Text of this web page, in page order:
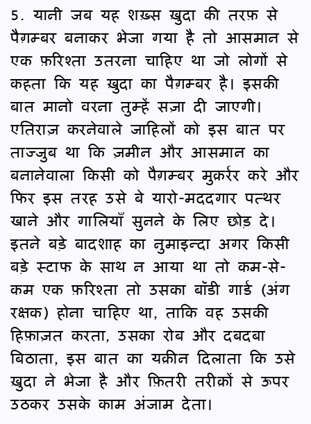
5. यानी जब यह शख़्स ख़ुदा की तरफ़ से
पैग़म्बर बनाकर भेजा गया है तो आसमान से
एक फ़रिश्ता उतरना चाहिए था जो लोगों से
कहता कि यह ख़ुदा का पैग़म्बर है। इसकी
बात मानो वरना तुम्हें सज़ा दी जाएगी।
एतिराज़ करनेवाले जाहिलों को इस बात पर
ताज्जुब था कि ज़मीन और आसमान का
बनानेवाला किसी को पैग़म्बर मुक़र्रर करे और
फिर इस तरह उसे बे यारो-मददगार पत्थर
खाने और गालियाँ सुनने के लिए छोड़ दे।
इतने बड़े बादशाह का नुमाइन्दा अगर किसी
बड़े स्टाफ के साथ न आया था तो कम-से-
कम एक फ़रिश्ता तो उसका बॉडी गार्ड (अंग
रक्षक) होना चाहिए था, ताकि वह उसकी
हिफ़ाज़त करता, उसका रोब और दबदबा
बिठाता, इस बात का यक़ीन दिलाता कि उसे
ख़ुदा ने भेजा है और फ़ितरी तरीक़ों से ऊपर
उठकर उसके काम अंजाम देता।